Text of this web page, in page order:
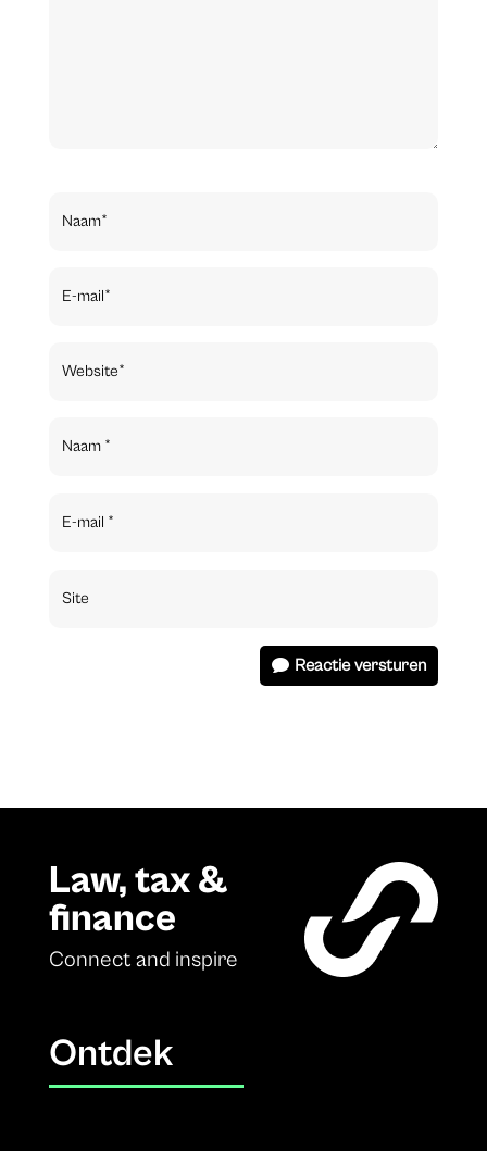
Reactie versturen
Law, tax &
finance
Connect and inspire
Ontdek